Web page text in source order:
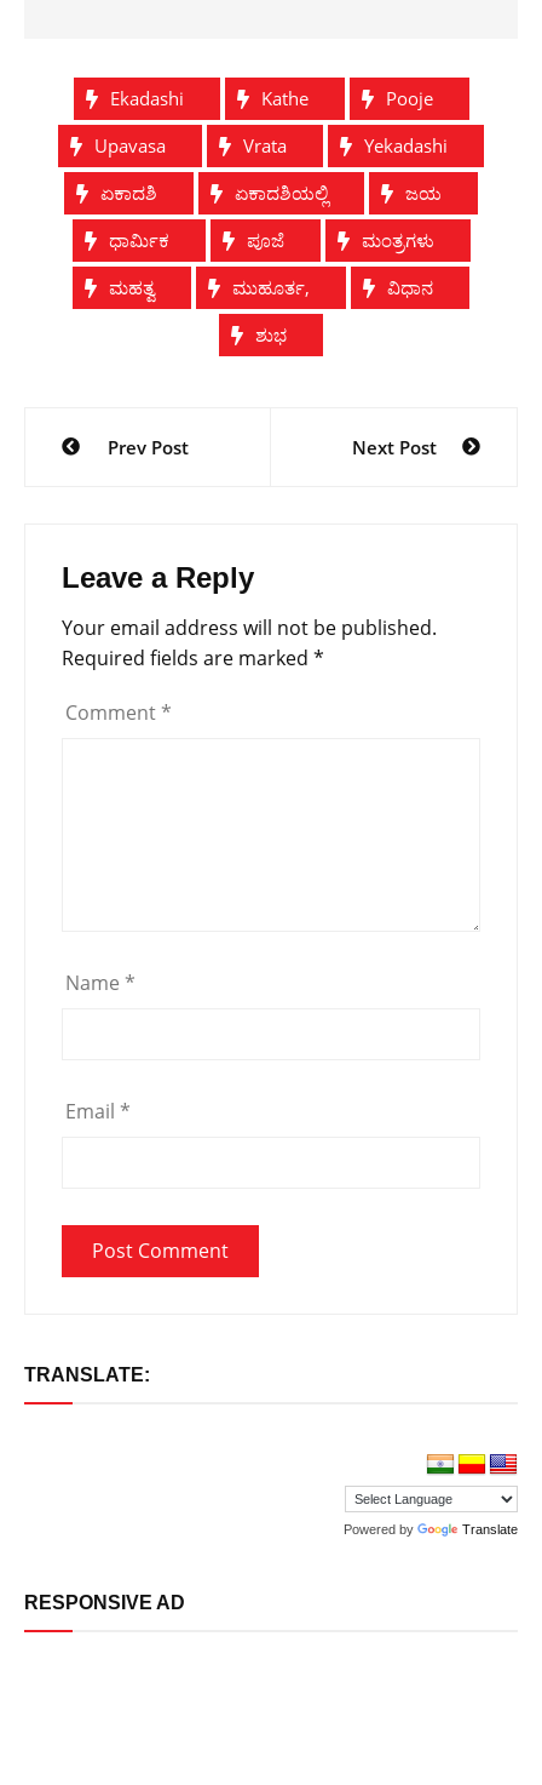
Ekadashi Kathe
Pooje
Upavasa
Vrata
Yekadashi
ಏಕಾದಶಿ
ಏಕಾದಶಿಯಲ್ಲಿ
ಜಯ
ಧಾರ್ಮಿಕ
ಪೂಜೆ
ಮಂತ್ರಗಳು
ಮಹತ್ವ
ಮುಹೂರ್ತ,
ವಿಧಾನ
ಶುಭ
navigation
Prev Post Next Post
Leave a Reply
Your email address will not be published.
Required fields are marked *
Comment *
Name *
Email *
TRANSLATE:
Powered by Translate
RESPONSIVE AD